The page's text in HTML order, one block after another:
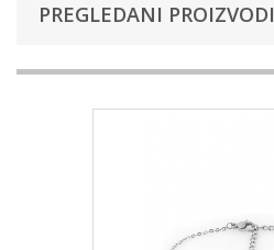
PREGLEDANI PROIZVODI